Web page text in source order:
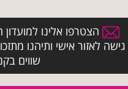
הצטרפו אלינו
גישה לאזור אישי ותיהנו
שווים